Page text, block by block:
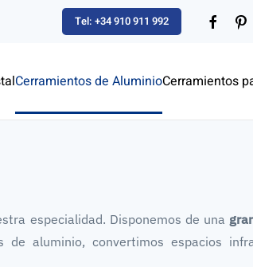
Tel: +34 910 911 992
Cerramientos de AluminioCerramientos
Aluminio
especialidad. Disponemos de una
aluminio, convertimos espacios